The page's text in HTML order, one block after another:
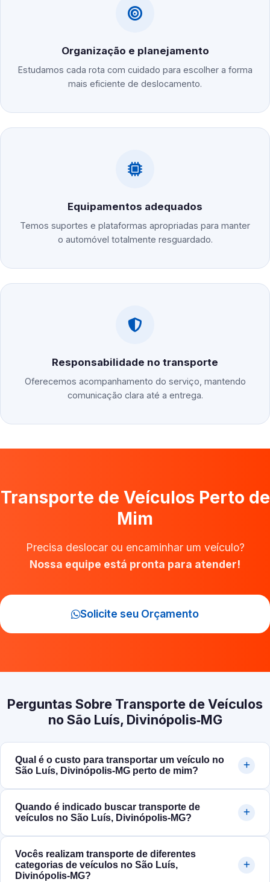
Organização e planejamento
Estudamos cada rota com cuidado para escolher a forma
mais eficiente de deslocamento.
Equipamentos adequados
Temos suportes e plataformas apropriadas para manter
o automóvel totalmente resguardado.
Responsabilidade no transporte
Oferecemos acompanhamento do serviço, mantendo
comunicação clara até a entrega.
Transporte de Veículos Perto de
Mim
Precisa deslocar ou encaminhar um veículo?
Nossa equipe está pronta para atender!
Solicite seu Orçamento
Perguntas Sobre Transporte de Veículos
no São Luís, Divinópolis‑MG
Qual é o custo para transportar um veículo no
São Luís, Divinópolis‑MG perto de mim?
Quando é indicado buscar transporte de
veículos no São Luís, Divinópolis‑MG?
Vocês realizam transporte de diferentes
categorias de veículos no São Luís,
Divinópolis‑MG?